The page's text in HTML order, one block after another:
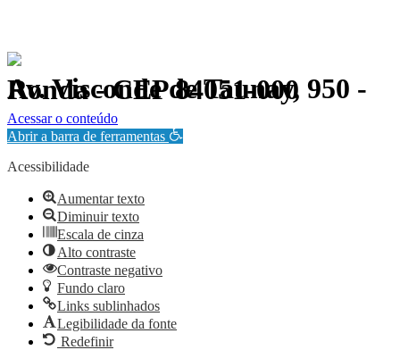
Av. Visconde de Taunay, 950 - Ronda - CEP 84051-000
Política de Privacidade.
Acessar o conteúdo
Abrir a barra de ferramentas
Acessibilidade
Aumentar texto
Diminuir texto
Escala de cinza
Alto contraste
Contraste negativo
Fundo claro
Links sublinhados
Legibilidade da fonte
Redefinir